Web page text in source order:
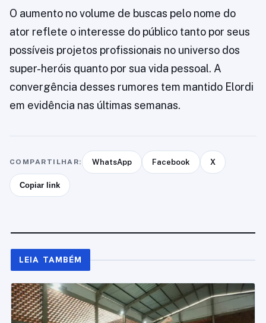
O aumento no volume de buscas pelo nome do
ator reflete o interesse do público tanto por seus
possíveis projetos profissionais no universo dos
super-heróis quanto por sua vida pessoal. A
convergência desses rumores tem mantido Elordi
em evidência nas últimas semanas.
COMPARTILHAR: WhatsApp Facebook X
Copiar link
LEIA TAMBÉM